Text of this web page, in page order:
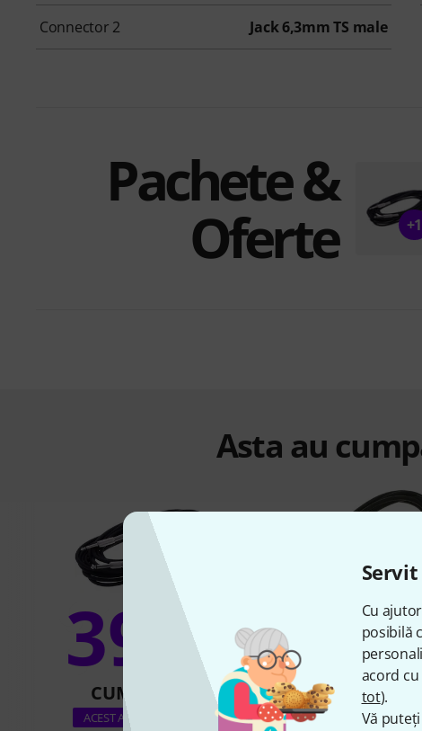
Cu
posibilă
acord
tot).
Vă
Connector 2 Jack 6,3mm TS male
Pachete &
Oferte +1
Asta au
39%
CUMPĂRAT
ACEST ARTICOL EXACT
CUMPĂRAT
the sssnake